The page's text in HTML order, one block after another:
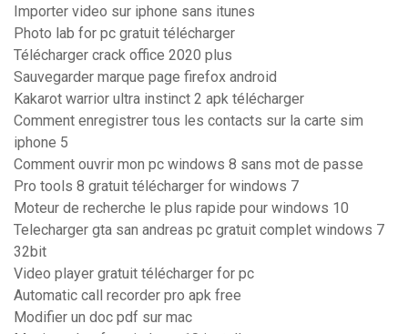
Importer video sur iphone sans itunes
Photo lab for pc gratuit télécharger
Télécharger crack office 2020 plus
Sauvegarder marque page firefox android
Kakarot warrior ultra instinct 2 apk télécharger
Comment enregistrer tous les contacts sur la carte sim
iphone 5
Comment ouvrir mon pc windows 8 sans mot de passe
Pro tools 8 gratuit télécharger for windows 7
Moteur de recherche le plus rapide pour windows 10
Telecharger gta san andreas pc gratuit complet windows 7
32bit
Video player gratuit télécharger for pc
Automatic call recorder pro apk free
Modifier un doc pdf sur mac